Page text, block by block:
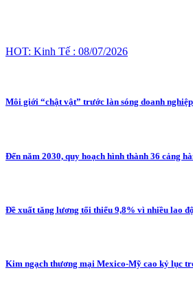
HOT: Kinh Tế : 08/07/2026
Môi giới “chật vật” trước làn sóng doanh
Đến năm 2030, quy hoạch hình thành 36 cảng
Đề xuất tăng lương tối thiểu 9,8% vì nhiều lao
Kim ngạch thương mại Mexico-Mỹ cao kỷ lục